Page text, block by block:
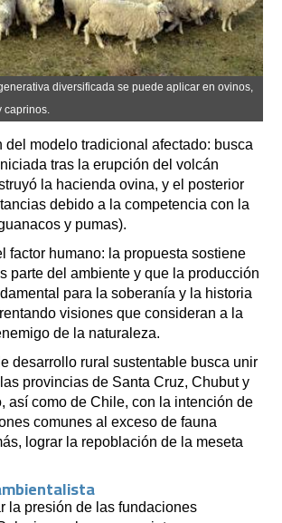
diversificada se puede aplicar en ovinos,
caprinos.
modelo tradicional afectado: busca
tras la erupción del volcán
la hacienda ovina, y el posterior
debido a la competencia con la
y pumas).
factor humano: la propuesta sostiene
parte del ambiente y que la producción
para la soberanía y la historia
visiones que consideran a la
de la naturaleza.
desarrollo rural sustentable busca unir
provincias de Santa Cruz, Chubut y
así como de Chile, con la intención de
comunes al exceso de fauna
lograr la repoblación de la meseta
la presión de las fundaciones